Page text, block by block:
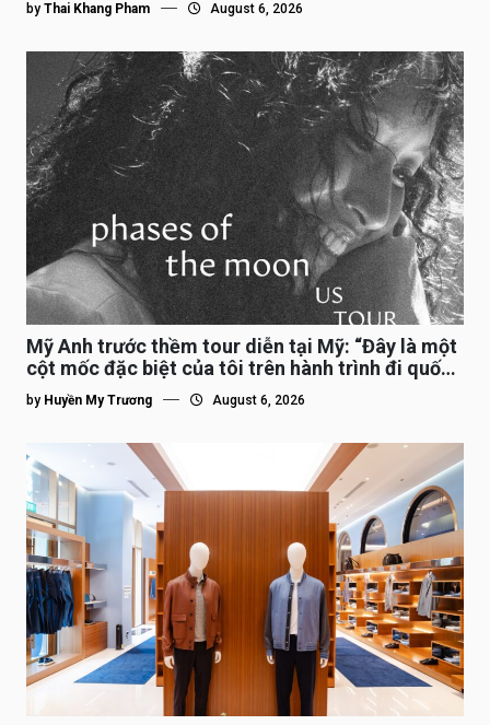
by Thai Khang Pham August 6, 2026
Mỹ Anh trước thềm tour diễn tại Mỹ: “Đây là một
cột mốc đặc biệt của tôi trên hành trình đi quốc
tế”
by Huyền My Trương August 6, 2026